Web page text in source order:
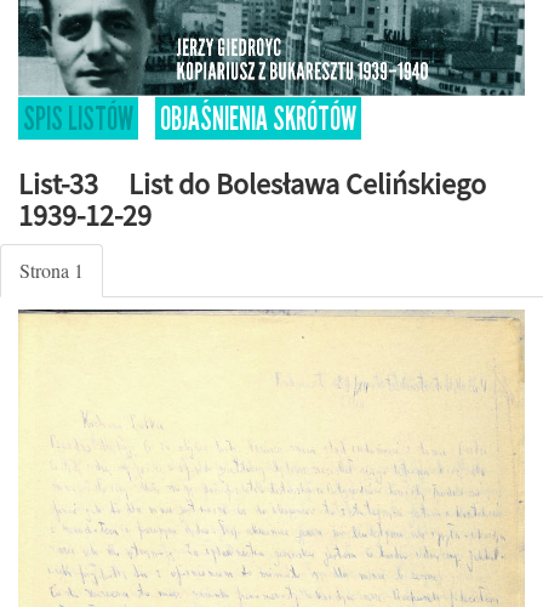
SPIS LISTÓW
OBJAŚNIENIA SKRÓTÓW
List-33 List do Bolesława Celińskiego
1939-12-29
Strona 1